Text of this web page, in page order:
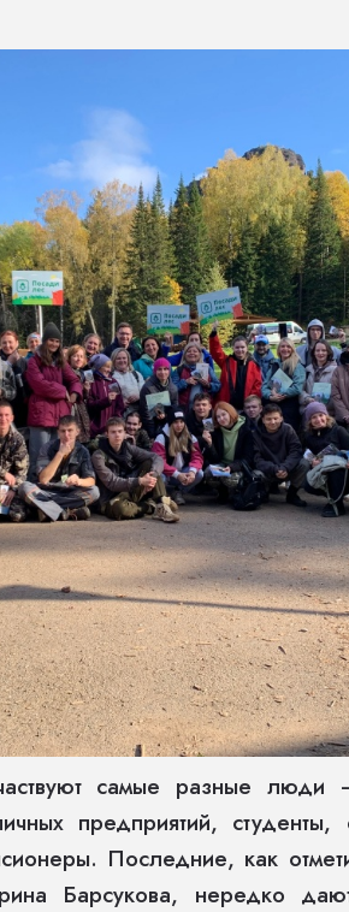
самые разные люди
предприятий,
Последние, как
Барсукова, нередко